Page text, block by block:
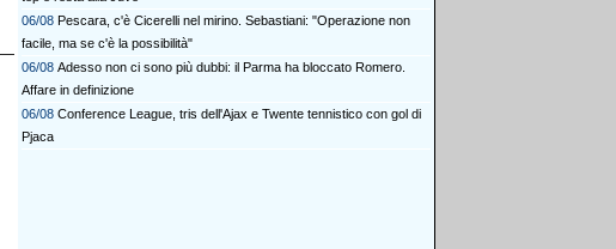
06/08 Pescara, c'è Cicerelli nel mirino. Sebastiani: "Operazione non
facile, ma se c'è la possibilità"
06/08 Adesso non ci sono più dubbi: il Parma ha bloccato Romero.
Affare in definizione
06/08 Conference League, tris dell'Ajax e Twente tennistico con gol di
Pjaca